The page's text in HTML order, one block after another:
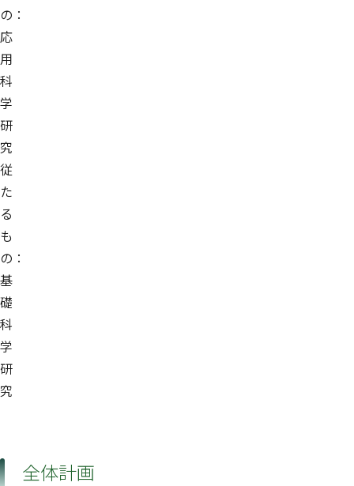
の：
応
用
科
学
研
究
従
た
る
も
の：
基
礎
科
学
研
究
全体計画